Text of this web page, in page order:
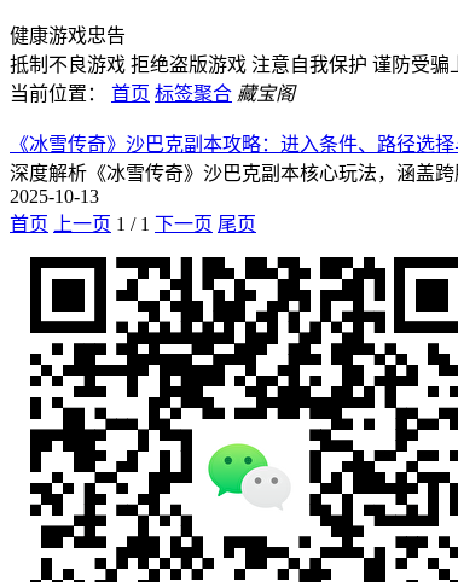
健康游戏忠告
抵制不良游戏 拒绝盗版游戏 注意自我保护 谨防受骗
当前位置：
首页 标签聚合 藏宝阁
《冰雪传奇》沙巴克副本攻略：进入条件、路径选
深度解析《冰雪传奇》沙巴克副本核心玩法，涵盖
2025-10-13
首页
上一页 1 / 1 下一页 尾页